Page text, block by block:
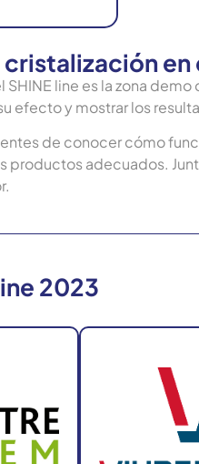
line es la zona
efecto y mostrar los
de conocer cómo
productos adecuados.
2023